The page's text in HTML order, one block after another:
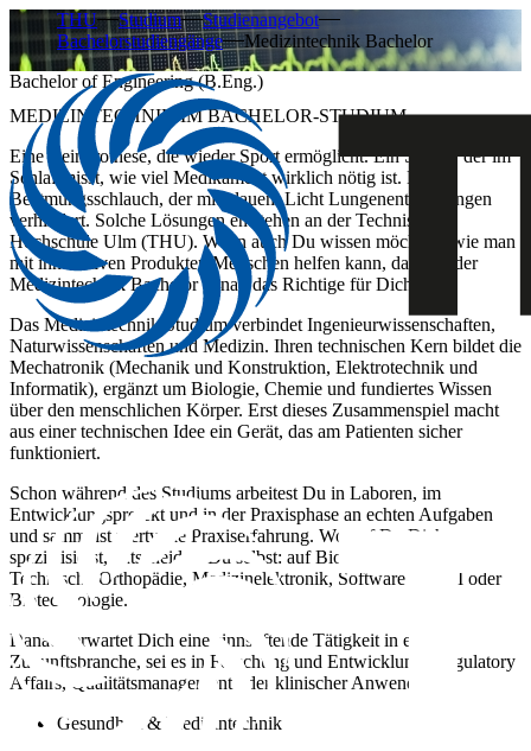
THU Studium
Studienangebot
Bachelorstudiengänge
Medizintechnik Bachelor
Bachelor of Engineering (B.Eng.)
MEDIZINTECHNIK IM BACHELOR-STUDIUM
Eine Beinprothese, die wieder Sport ermöglicht. Ein Sensor, der im
Schlaf misst, wie viel Medikament wirklich nötig ist. Ein
Beatmungsschlauch, der mit blauem Licht Lungenentzündungen
verhindert. Solche Lösungen entstehen an der Technischen
Hochschule Ulm (THU). Wenn auch Du wissen möchtest, wie man
mit innovativen Produkten Menschen helfen kann, dann ist der
Medizintechnik Bachelor genau das Richtige für Dich!
Das Medizintechnik Studium verbindet Ingenieurwissenschaften,
Naturwissenschaften und Medizin. Ihren technischen Kern bildet die
Mechatronik (Mechanik und Konstruktion, Elektrotechnik und
Informatik), ergänzt um Biologie, Chemie und fundiertes Wissen
über den menschlichen Körper. Erst dieses Zusammenspiel macht
aus einer technischen Idee ein Gerät, das am Patienten sicher
funktioniert.
Schon während des Studiums arbeitest Du in Laboren, im
Entwicklungsprojekt und in der Praxisphase an echten Aufgaben
und sammelst wertvolle Praxiserfahrung. Worauf Du Dich
spezialisierst, entscheidest Du selbst: auf Biomechanik und
Technische Orthopädie, Medizinelektronik, Software und KI oder
Biotechnologie.
Danach erwartet Dich eine sinnstiftende Tätigkeit in einer
Zukunftsbranche, sei es in Forschung und Entwicklung, Regulatory
Affairs, Qualitätsmanagement oder klinischer Anwendung.
Gesundheit & Medizintechnik